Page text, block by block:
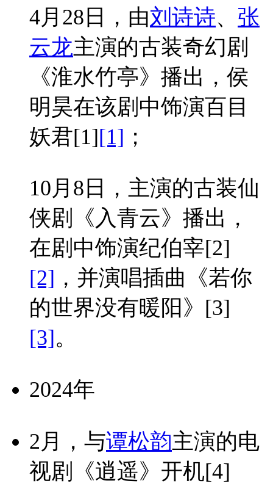
4月28日，由刘诗诗、 张
云龙主演的古装奇幻剧
《淮水竹亭》播出，侯
明昊在该剧中饰演百目
妖君[1][1] ；
10月8日，主演的古装仙
侠剧《入青云》播出，
在剧中饰演纪伯宰[2]
[2] ，并演唱插曲《若你
的世界没有暖阳》 [3]
[3]。
2024年
2月，与谭松韵主演的电
视剧《逍遥》开机[4]